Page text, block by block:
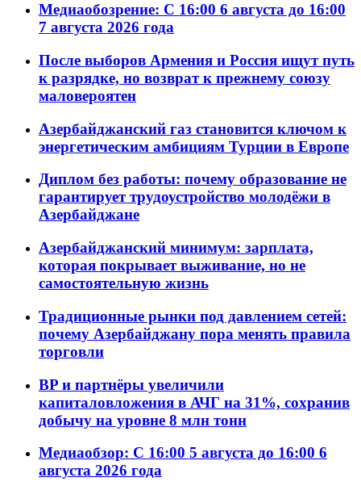
Медиаобозрение: С 16:00 6 августа до 16:00
7 августа 2026 года
После выборов Армения и Россия ищут путь
к разрядке, но возврат к прежнему союзу
маловероятен
Азербайджанский газ становится ключом к
энергетическим амбициям Турции в Европе
Диплом без работы: почему образование не
гарантирует трудоустройство молодёжи в
Азербайджане
Азербайджанский минимум: зарплата,
которая покрывает выживание, но не
самостоятельную жизнь
Традиционные рынки под давлением сетей:
почему Азербайджану пора менять правила
торговли
BP и партнёры увеличили
капиталовложения в АЧГ на 31%, сохранив
добычу на уровне 8 млн тонн
Медиаобзор: С 16:00 5 августа до 16:00 6
августа 2026 года